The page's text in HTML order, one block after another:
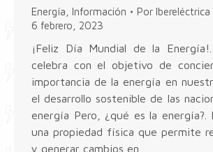
Energía Información Por Ibereléctrica
6 febrero, 2023
¡Feliz Día Mundial de la
celebra con el objetivo de
importancia de la energía en
el desarrollo sostenible de las
energía Pero, ¿qué es la energía?.
una propiedad física que permite
y generar cambios en…